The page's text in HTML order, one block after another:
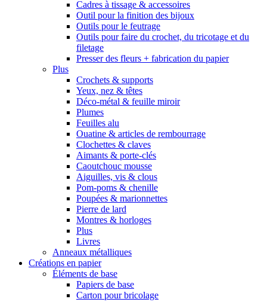
Cadres à tissage & accessoires
Outil pour la finition des bijoux
Outils pour le feutrage
Outils pour faire du crochet, du tricotage et du
filetage
Presser des fleurs + fabrication du papier
Plus
Crochets & supports
Yeux, nez & têtes
Déco-métal & feuille miroir
Plumes
Feuilles alu
Ouatine & articles de rembourrage
Clochettes & claves
Aimants & porte-clés
Caoutchouc mousse
Aiguilles, vis & clous
Pom-poms & chenille
Poupées & marionnettes
Pierre de lard
Montres & horloges
Plus
Livres
Anneaux métalliques
Créations en papier
Éléments de base
Papiers de base
Carton pour bricolage